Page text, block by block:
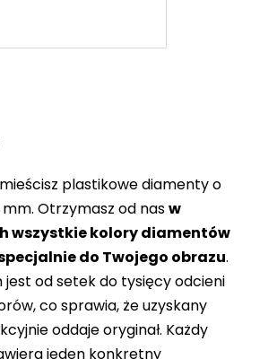
plastikowe diamenty o
Otrzymasz od nasw
wszystkie kolory diamentów
do Twojego obrazu.
od setek do tysięcy odcieni
co sprawia, że ​​uzyskany
oddaje oryginał. Każdy
jeden konkretny